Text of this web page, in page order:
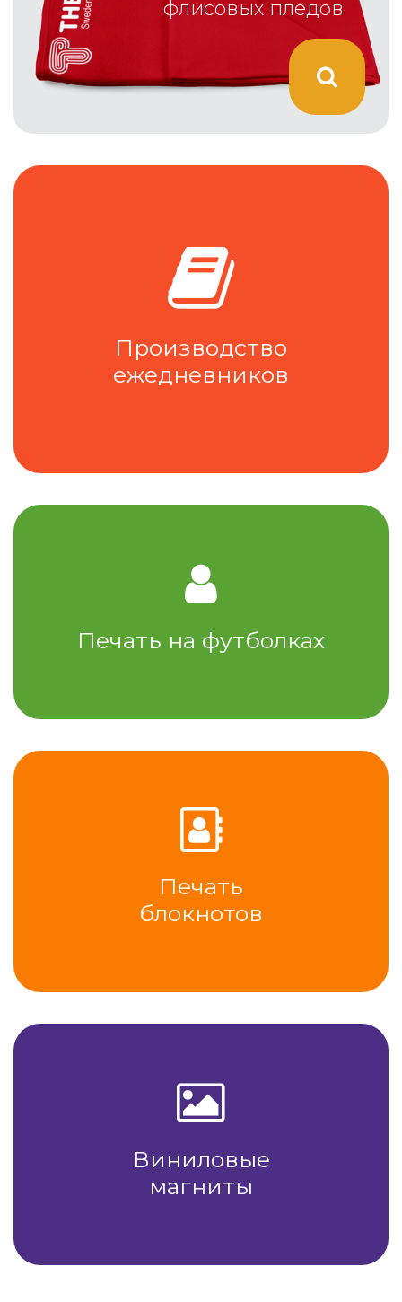
флисовых пледов
Производство
ежедневников
Печать на футболках
Печать
блокнотов
Виниловые
магниты